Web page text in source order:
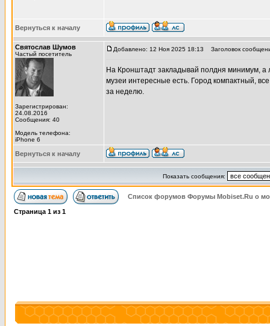
Вернуться к началу
Святослав Шумов
Частый посетитель
Зарегистрирован:
24.08.2016
Сообщения: 40
Модель телефона:
iPhone 6
Добавлено: 12 Ноя 2025 18:13 Заголовок
На Кронштадт закладывай полдня минимум, а
музеи интересные есть. Город компактный,
за неделю.
Вернуться к началу
Показать сообщения:
Список форумов Форумы Mobiset.Ru о
Страница 1 из 1